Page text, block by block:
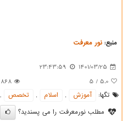
منبع:نور معرفت
1401/03/25
23:43:59
5.0
/
5
868
تگها:
آموزش , اسلام , تخصص ,
مطلب نورمعرفت را می پسندید؟